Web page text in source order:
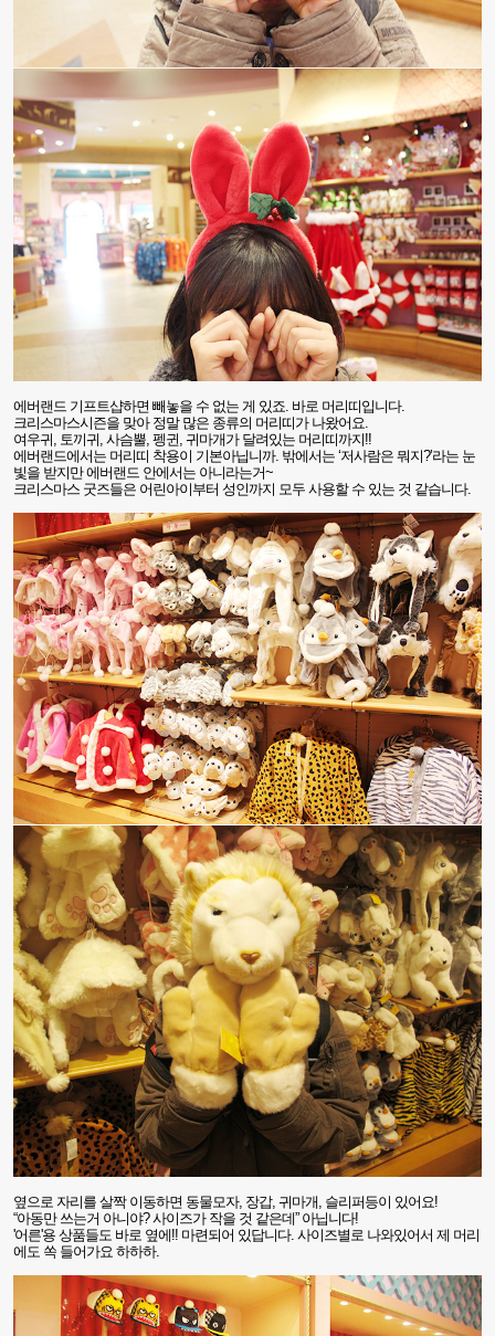
에버랜드 기프트샵하면 빼놓을 수 없는 게 있죠 바로 머리띠입니다.
크리스마스시즌을 맞아 정말 많은 종류의 머리띠가 나왔어요
여우귀 토끼귀 ,사슴뿔 ,펭귄 ,귀마개가 달려있는 머리띠까지!!
에버랜드에서는 머리띠 착용이 기본아닙니까. 밖에서는‘저사람은 뭐지?’라는 눈
빛을 받지만 에버랜드 안에서는 아니라는거~
크리스마스 굿즈들은 어린아이부터 성인까지 모두 사용할 수 있는 것 같습니다.
옆으로 자리를 살짝 이동하면 동물모자, 장갑,귀마개, 슬리퍼등이 있어요!
“아동만 쓰는거 아니야?사이즈가 작을 것 같은데” 아닙니다!
'어른'용 상품들도 바로 옆에!! 마련되어 있답니다. 사이즈별로 나와있어서제 머리
에도 쏙 들어가요 하하하.